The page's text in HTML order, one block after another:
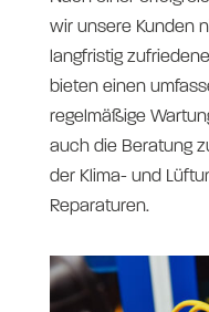
wir unsere Kunden
langfristig
bieten einen
regelmäßige
auch die Beratung
der Klima- und
Reparaturen.